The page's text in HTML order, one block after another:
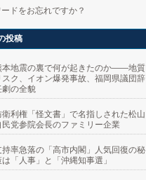
ドをお忘れですか？
投稿
本地震の裏で何が起きたのか――地質
スク、イオン爆発事故、福岡県議団辞
劇の全貌
衛利権「怪文書」で名指しされた松山
民党参院会長のファミリー企業
持率急落の「高市内閣」人気回復の秘
は「人事」と「沖縄知事選」